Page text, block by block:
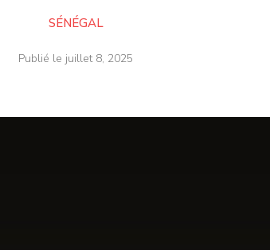
SÉNÉGAL
Publié le juillet 8, 2025